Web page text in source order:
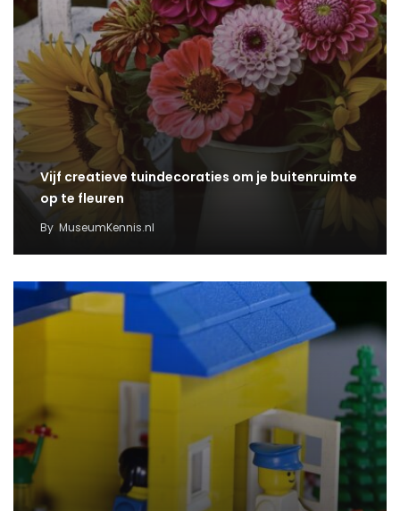
Vijf creatieve tuindecoraties om je buitenruimte
op te fleuren
By MuseumKennis.nl